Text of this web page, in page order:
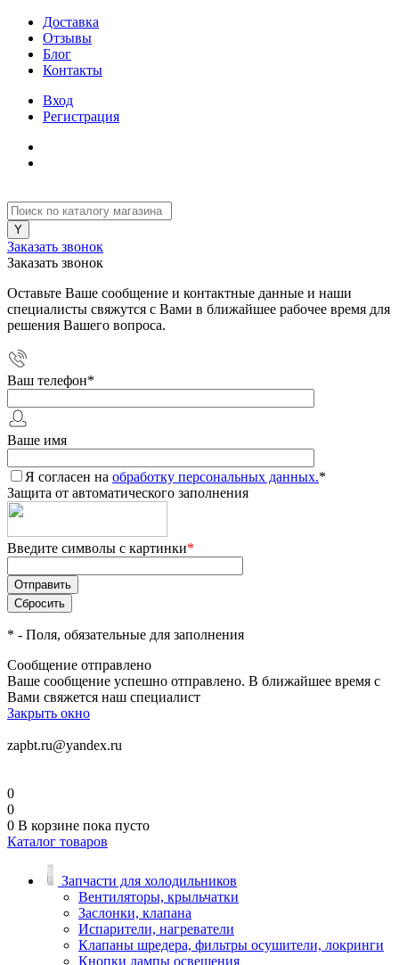
Доставка
Отзывы
Блог
Контакты
Вход
Регистрация
Заказать звонок
Заказать звонок
Оставьте Ваше сообщение и контактные данные и наши
специалисты свяжутся с Вами в ближайшее рабочее время для
решения Вашего вопроса.
Ваш телефон*
Ваше имя
Я согласен на обработку персональных данных.*
Защита от автоматического заполнения
Введите символы с картинки*
* - Поля, обязательные для заполнения
Сообщение отправлено
Ваше сообщение успешно отправлено. В ближайшее время с
Вами свяжется наш специалист
Закрыть окно
zapbt.ru@yandex.ru
0
0
0 В корзине пока пусто
Каталог товаров
Запчасти для холодильников
Вентиляторы, крыльчатки
Заслонки, клапана
Испарители, нагреватели
Клапаны шредера, фильтры осушители, локринги
Кнопки лампы освещения